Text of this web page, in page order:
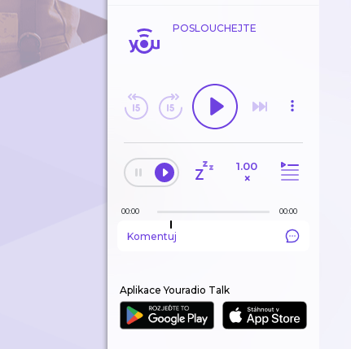
POSLOUCHEJTE
1.00
×
00:00 00:00
Komentuj
Aplikace Youradio Talk